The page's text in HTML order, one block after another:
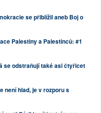
se přiblížil aneb Boj o
Palestiny a Palestinců: #1
se odstraňují také asi čtyřicet
není hlad, je v rozporu s